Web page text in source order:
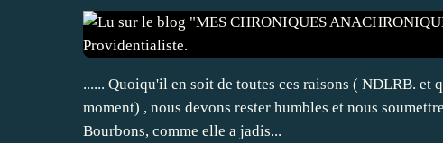
...... Quoiqu'il en soit de toutes ces raisons ( NDLRB.
moment) , nous devons rester humbles et nous
Bourbons, comme elle a jadis...